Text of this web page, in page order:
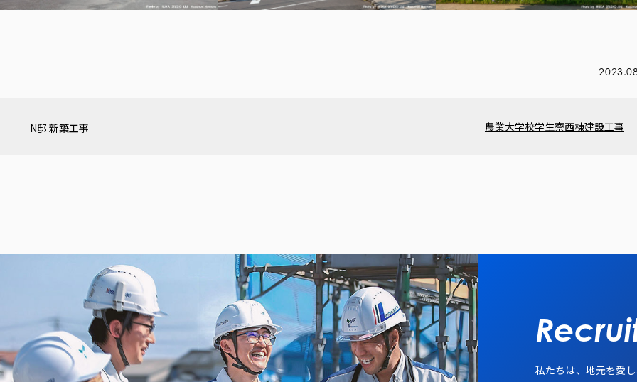
N邸 新築工事 農業大学校学生寮西棟建設工事
私たちは、地元を愛